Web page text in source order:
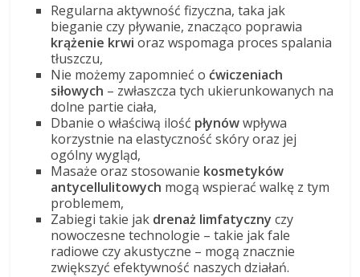
Regularna aktywność fizyczna, taka jak
bieganie czy pływanie, znacząco poprawia
krążenie krwi oraz wspomaga proces spalania
tłuszczu,
Nie możemy zapomnieć oćwiczeniach
siłowych – zwłaszcza tych ukierunkowanych na
dolne partie ciała,
Dbanie o właściwą ilość płynówwpływa
korzystnie na elastyczność skóry oraz jej
ogólny wygląd,
Masaże oraz stosowanie kosmetyków
antycellulitowych mogą wspierać walkę z tym
problemem,
Zabiegi takie jak drenaż limfatyczny czy
nowoczesne technologie – takie jak fale
radiowe czy akustyczne – mogą znacznie
zwiększyć efektywność naszych działań.